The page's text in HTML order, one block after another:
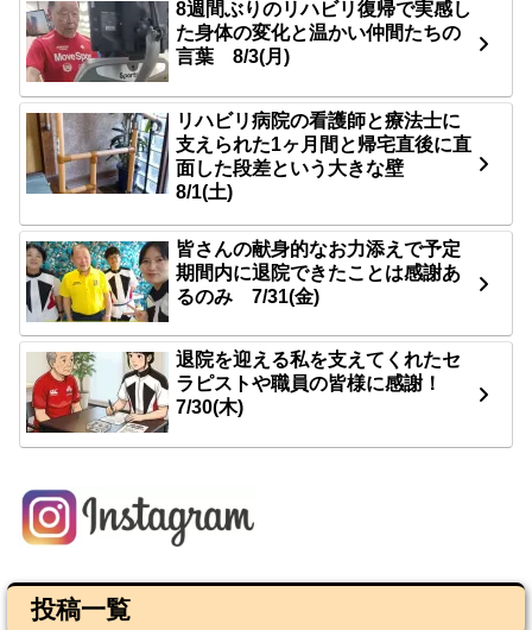
8週間ぶりのリハビリ復帰で実感し
た身体の変化と温かい仲間たちの
言葉 8/3(月)
リハビリ病院の看護師と療法士に
支えられた1ヶ月間と帰宅直後に直
面した段差という大きな壁
8/1(土)
皆さんの献身的なお力添えで予定
期間内に退院できたことは感謝あ
るのみ 7/31(金)
退院を迎える私を支えてくれたセ
ラピストや職員の皆様に感謝！
7/30(木)
投稿一覧